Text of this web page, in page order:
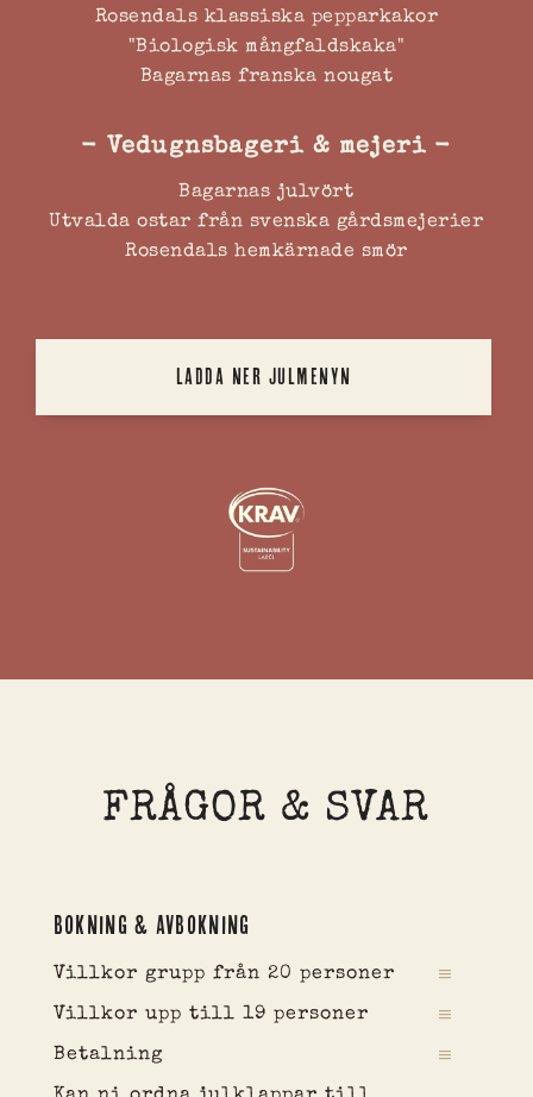
Rosendals klassiska pepparkakor
"Biologisk mångfaldskaka"
Bagarnas franska nougat
- Vedugnsbageri & mejeri -
Bagarnas julvört
Utvalda ostar från svenska gårdsmejerier
Rosendals hemkärnade smör
LADDA NER JULMENYN
FRÅGOR & SVAR
BOKNING & AVBOKNING
Villkor grupp från 20 personer
Villkor upp till 19 personer
Betalning